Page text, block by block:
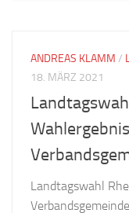
ANDREAS KLAMM /
18. MÄRZ 2021
Landtagswahl